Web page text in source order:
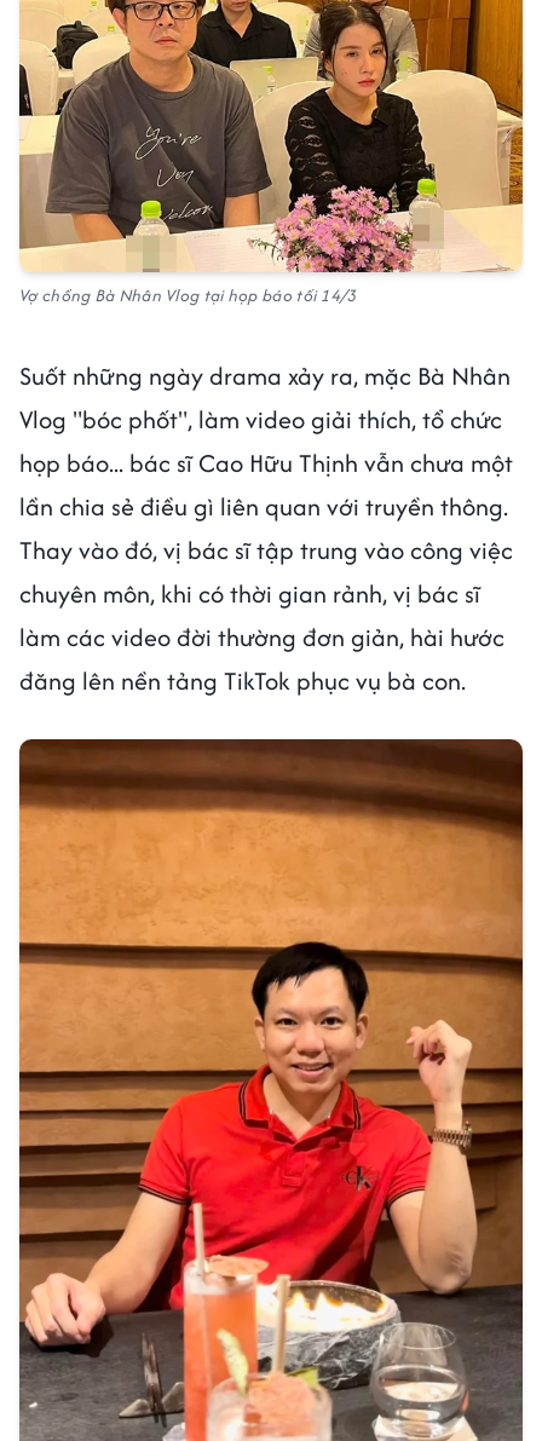
Vợ chồng Bà Nhân Vlog tại họp báo tối 14/3
Suốt những ngày drama xảy ra, mặc Bà Nhân
Vlog "bóc phốt", làm video giải thích, tổ chức
họp báo... bác sĩ Cao Hữu Thịnh vẫn chưa một
lần chia sẻ điều gì liên quan với truyền thông.
Thay vào đó, vị bác sĩ tập trung vào công việc
chuyên môn, khi có thời gian rảnh, vị bác sĩ
làm các video đời thường đơn giản, hài hước
đăng lên nền tảng TikTok phục vụ bà con.